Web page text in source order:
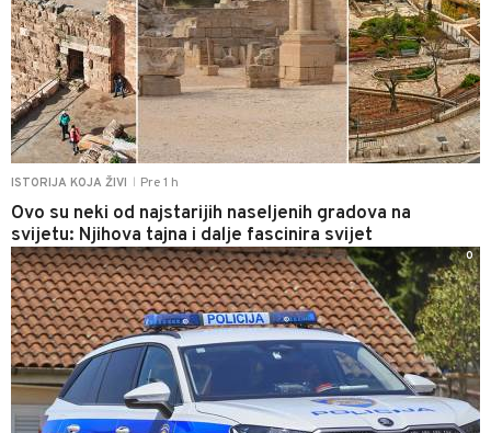
ISTORIJA KOJA ŽIVI Pre 1 h
Ovo su neki od najstarijih naseljenih gradova na
svijetu: Njihova tajna i dalje fascinira svijet
0